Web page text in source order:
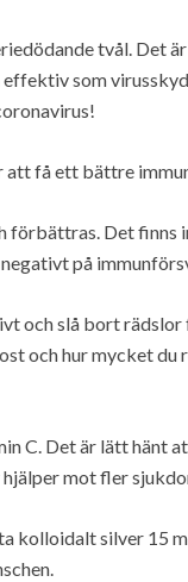
tvål. Det
som
att få ett bättre
förbättras. Det finns
på
och slå bort
och hur mycket du
C. Det är lätt hänt
mot fler
kolloidalt silver 15